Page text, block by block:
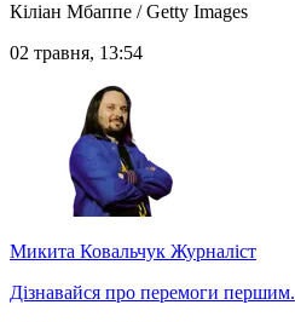
Кіліан Мбаппе / Getty Images
02 травня, 13:54
Микита Ковальчук Журналіст
Дізнавайся про перемоги першим.